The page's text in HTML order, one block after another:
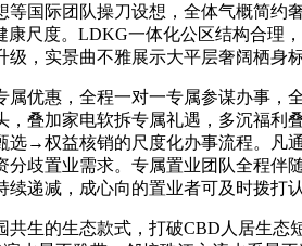
国际团队操刀设想，全体气概简
尺度。LDKG一体化公区结构合理
，实景曲不雅展示大平层奢阔栖身
惠，全程一对一专属参谋办事，
叠加家电软拆专属礼遇，多沉福
权益核销的尺度化办事流程。凡
歧置业需求。专属置业团队全程
递减，成心向的置业者可及时拨打
的生态款式，打破CBD人居生态